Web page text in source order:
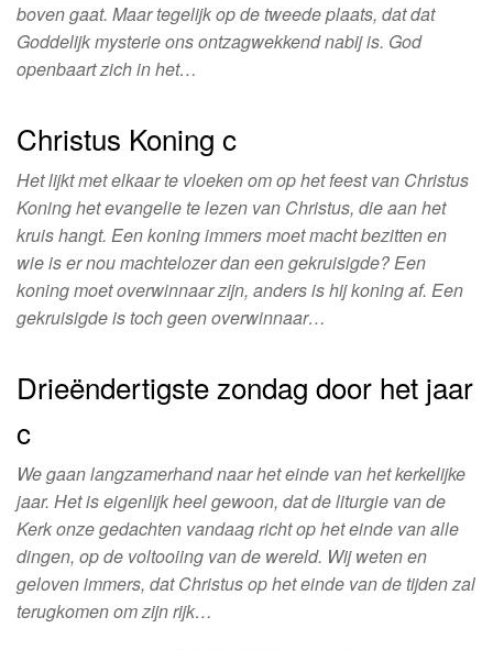
boven gaat. Maar tegelijk op de tweede plaats, dat dat
Goddelijk mysterie ons ontzagwekkend nabij is. God
openbaart zich in het…
Christus Koning c
Het lijkt met elkaar te vloeken om op het feest van Christus
Koning het evangelie te lezen van Christus, die aan het
kruis hangt. Een koning immers moet macht bezitten en
wie is er nou machtelozer dan een gekruisigde? Een
koning moet overwinnaar zijn, anders is hij koning af. Een
gekruisigde is toch geen overwinnaar…
Drieëndertigste zondag door het jaar
c
We gaan langzamerhand naar het einde van het kerkelijke
jaar. Het is eigenlijk heel gewoon, dat de liturgie van de
Kerk onze gedachten vandaag richt op het einde van alle
dingen, op de voltooiing van de wereld. Wij weten en
geloven immers, dat Christus op het einde van de tijden zal
terugkomen om zijn rijk…